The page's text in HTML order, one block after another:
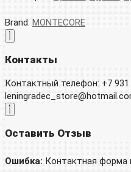
Brand: MONTECORE
Контакты
Контактный телефон: +7 931
Оставить Отзыв
Ошибка: Контактная форма